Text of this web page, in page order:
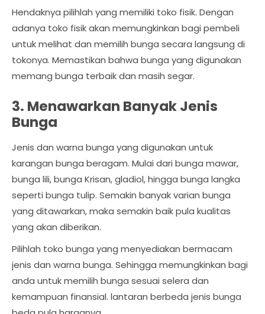
Hendaknya pilihlah yang memiliki toko fisik. Dengan
adanya toko fisik akan memungkinkan bagi pembeli
untuk melihat dan memilih bunga secara langsung di
tokonya. Memastikan bahwa bunga yang digunakan
memang bunga terbaik dan masih segar.
3. Menawarkan Banyak Jenis
Bunga
Jenis dan warna bunga yang digunakan untuk
karangan bunga beragam. Mulai dari bunga mawar,
bunga lili, bunga Krisan, gladiol, hingga bunga langka
seperti bunga tulip. Semakin banyak varian bunga
yang ditawarkan, maka semakin baik pula kualitas
yang akan diberikan.
Pilihlah toko bunga yang menyediakan bermacam
jenis dan warna bunga. Sehingga memungkinkan bagi
anda untuk memilih bunga sesuai selera dan
kemampuan finansial. lantaran berbeda jenis bunga